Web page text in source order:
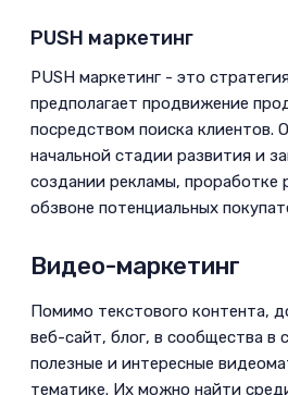
PUSH маркетинг
­PUSH маркетинг - это
предполагает продвижение
посредством поиска клиентов.
начальной стадии развития и
создании рекламы, проработке
обзвоне потенциальных
Видео-маркетинг
­Помимо текстового контента,
веб-сайт, блог, в сообщества в
полезные и интересные
тематике. Их можно найти